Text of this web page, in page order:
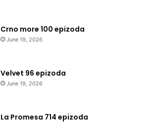
Crno more 100 epizoda
June 19, 2026
Velvet 96 epizoda
June 19, 2026
La Promesa 714 epizoda